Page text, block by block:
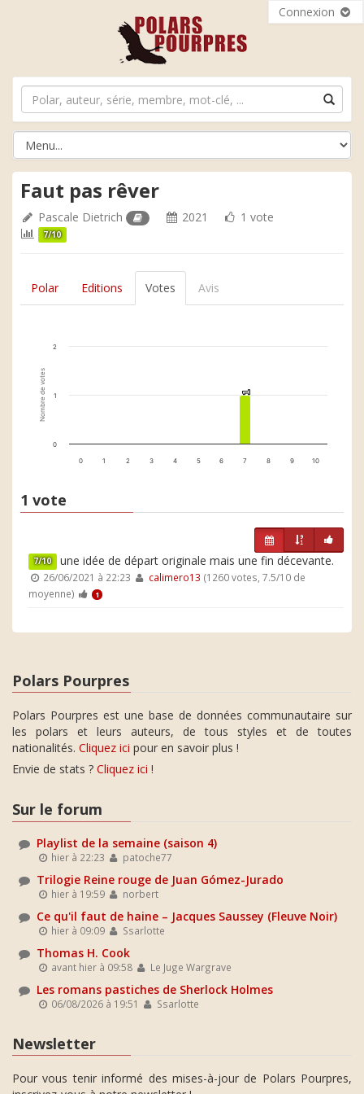
Connexion
Faut pas rêver
Pascale Dietrich 2021 1 vote
7/10
Polar Editions Votes Avis
Nombre de votes 1
1
0 1 2 3 4 5 6 7 8 9 10
0
1
2
1 vote
7/10 une idée de départ originale mais une fin décevante.
26/06/2021 à 22:23 calimero13 (1260 votes, 7.5/10 de
moyenne)
1
Polars Pourpres
Polars Pourpres est une base de données communautaire sur
les polars et leurs auteurs, de tous styles et de toutes
nationalités. Cliquez ici pour en savoir plus !
Envie de stats ? Cliquez ici !
Sur le forum
Playlist de la semaine (saison 4)
hier à 22:23 patoche77
Trilogie Reine rouge de Juan Gómez-Jurado
hier à 19:59 norbert
Ce qu'il faut de haine – Jacques Saussey (Fleuve Noir)
hier à 09:09 Ssarlotte
Thomas H. Cook
avant hier à 09:58 Le Juge Wargrave
Les romans pastiches de Sherlock Holmes
06/08/2026 à 19:51 Ssarlotte
Newsletter
Pour vous tenir informé des mises-à-jour de Polars Pourpres,